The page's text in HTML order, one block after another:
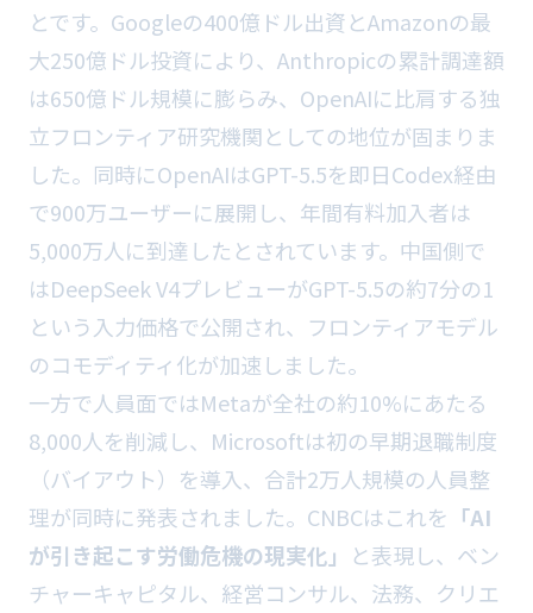
とです。Googleの400億ドル出資とAmazonの最
大250億ドル投資により、Anthropicの累計調達額
は650億ドル規模に膨らみ、OpenAIに比肩する独
立フロンティア研究機関としての地位が固まりま
した。同時にOpenAIはGPT-5.5を即日Codex経由
で900万ユーザーに展開し、年間有料加入者は
5,000万人に到達したとされています。中国側で
はDeepSeek V4プレビューがGPT-5.5の約7分の1
という入力価格で公開され、フロンティアモデル
のコモディティ化が加速しました。
一方で人員面ではMetaが全社の約10%にあたる
8,000人を削減し、Microsoftは初の早期退職制度
（バイアウト）を導入、合計2万人規模の人員整
理が同時に発表されました。CNBCはこれを 「AI
が引き起こす労働危機の現実化」
と表現し、ベン
チャーキャピタル、経営コンサル、法務、クリエ